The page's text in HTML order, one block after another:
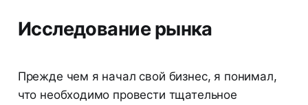
Исследование рынка
Прежде чем я начал свой бизнес, я понимал,
что необходимо провести тщательное